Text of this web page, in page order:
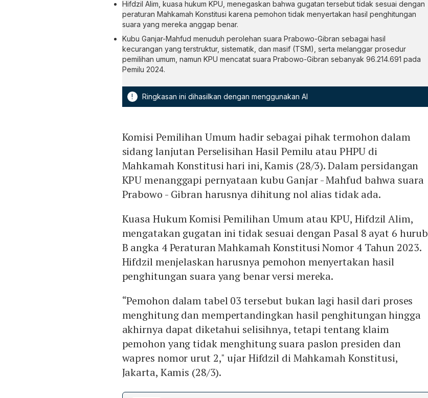
Hifdzil Alim, kuasa hukum KPU, menegaskan bahwa gugatan tersebut tidak sesuai dengan
peraturan Mahkamah Konstitusi karena pemohon tidak menyertakan hasil penghitungan
suara yang mereka anggap benar.
Kubu Ganjar-Mahfud menuduh perolehan suara Prabowo-Gibran sebagai hasil
kecurangan yang terstruktur, sistematik, dan masif (TSM), serta melanggar prosedur
pemilihan umum, namun KPU mencatat suara Prabowo-Gibran sebanyak 96.214.691 pada
Pemilu 2024.
! Ringkasan ini dihasilkan dengan menggunakan AI
Komisi Pemilihan Umum hadir sebagai pihak termohon dalam
sidang lanjutan Perselisihan Hasil Pemilu atau PHPU di
Mahkamah Konstitusi hari ini, Kamis (28/3). Dalam persidangan
KPU menanggapi pernyataan kubu Ganjar - Mahfud bahwa suara
Prabowo - Gibran harusnya dihitung nol alias tidak ada.
Kuasa Hukum Komisi Pemilihan Umum atau KPU, Hifdzil Alim,
mengatakan gugatan ini tidak sesuai dengan Pasal 8 ayat 6 hurub
B angka 4 Peraturan Mahkamah Konstitusi Nomor 4 Tahun 2023.
Hifdzil menjelaskan harusnya pemohon menyertakan hasil
penghitungan suara yang benar versi mereka.
“Pemohon dalam tabel 03 tersebut bukan lagi hasil dari proses
menghitung dan mempertandingkan hasil penghitungan hingga
akhirnya dapat diketahui selisihnya, tetapi tentang klaim
pemohon yang tidak menghitung suara paslon presiden dan
wapres nomor urut 2," ujar Hifdzil di Mahkamah Konstitusi,
Jakarta, Kamis (28/3).